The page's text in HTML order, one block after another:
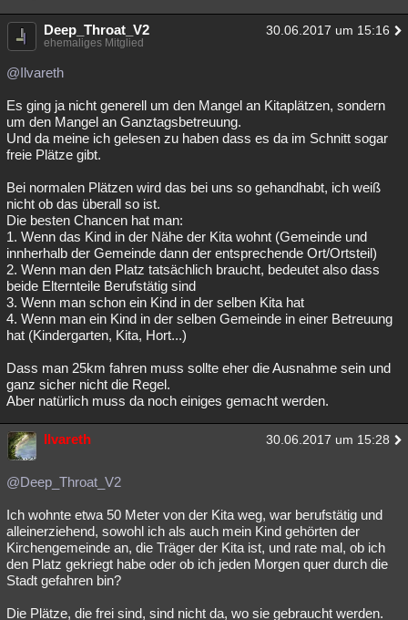
Deep_Throat_V2 30.06.2017 um 15:16
ehemaliges Mitglied
@Ilvareth
Es ging ja nicht generell um den Mangel an Kitaplätzen, sondern
um den Mangel an Ganztagsbetreuung.
Und da meine ich gelesen zu haben dass es da im Schnitt sogar
freie Plätze gibt.
Bei normalen Plätzen wird das bei uns so gehandhabt, ich weiß
nicht ob das überall so ist.
Die besten Chancen hat man:
1. Wenn das Kind in der Nähe der Kita wohnt (Gemeinde und
innherhalb der Gemeinde dann der entsprechende Ort/Ortsteil)
2. Wenn man den Platz tatsächlich braucht, bedeutet also dass
beide Elternteile Berufstätig sind
3. Wenn man schon ein Kind in der selben Kita hat
4. Wenn man ein Kind in der selben Gemeinde in einer Betreuung
hat (Kindergarten, Kita, Hort...)
Dass man 25km fahren muss sollte eher die Ausnahme sein und
ganz sicher nicht die Regel.
Aber natürlich muss da noch einiges gemacht werden.
Ilvareth 30.06.2017 um 15:28
@Deep_Throat_V2
Ich wohnte etwa 50 Meter von der Kita weg, war berufstätig und
alleinerziehend, sowohl ich als auch mein Kind gehörten der
Kirchengemeinde an, die Träger der Kita ist, und rate mal, ob ich
den Platz gekriegt habe oder ob ich jeden Morgen quer durch die
Stadt gefahren bin?
Die Plätze, die frei sind, sind nicht da, wo sie gebraucht werden.